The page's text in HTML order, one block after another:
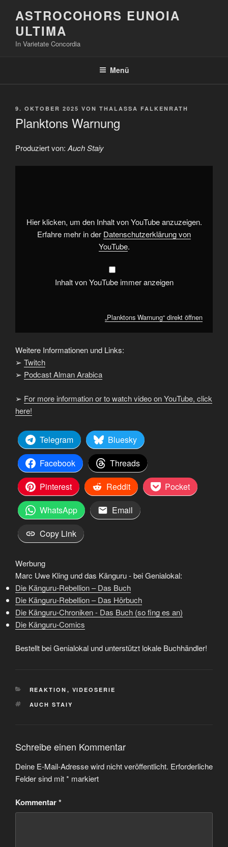
Inhalt
springen
ASTROCOHORS EUNOIA
ULTIMA
In Varietate Concordia
Menü
VERÖFFENTLICHT
9. OKTOBER 2025 VON THALASSA FALKENRATH
Planktons Warnung
Produziert von:Auch Staiy
„Planktons
Hier klicken, um den Inhalt von YouTube anzuzeigen.
Erfahre mehr in der Datenschutzerklärung von
YouTube.
Inhalt von YouTube immer anzeigen
„Planktons Warnung“ direkt öffnen
Weitere Informationen und Links:
➢ Twitch
➢ Podcast Alman Arabica
➢ For more information or to watch video on YouTube, click
here!
Telegram
Bluesky
Facebook
Threads
Pinterest
Reddit
Pocket
WhatsApp
Email
Copy Link
Werbung
Marc Uwe Kling und das Känguru - bei Genialokal:
Die Känguru-Rebellion – Das Buch
Die Känguru-Rebellion – Das Hörbuch
Die Känguru-Chroniken - Das Buch (so fing es an)
Die Känguru-Comics
Bestellt bei Genialokal und unterstützt lokale Buchhändler!
KATEGORIEN
REAKTION , VIDEOSERIE
SCHLAGWÖRTER
AUCH STAIY
Schreibe einen Kommentar
Deine E-Mail-Adresse wird nicht veröffentlicht. Erforderliche
Felder sind mit* markiert
Kommentar*